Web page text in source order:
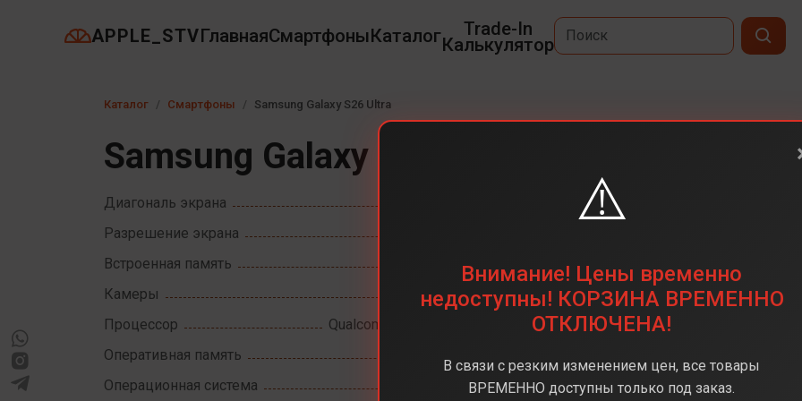
APPLE_STVГлавнаяСмартфоныКаталог Trade-In
Калькулятор
Каталог Смартфоны Samsung Galaxy S26 Ultra
Samsung Galaxy S26 Ultra
Диагональ экрана
Разрешение экрана
Встроенная память
Камеры
200+50+50+10 Мп
Процессор
Qualcomm Snapdragon 8 Elite Gen 5
Оперативная память
Операционная система
Android 16
⚠️
Внимание! Цены временно
недоступны! КОРЗИНА ВРЕМЕННО
ОТКЛЮЧЕНА!
В связи с резким изменением цен, все товары
ВРЕМЕННО доступны только под заказ.